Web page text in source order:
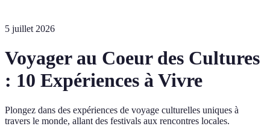
5 juillet 2026
Voyager au Coeur des Cultures
: 10 Expériences à Vivre
Plongez dans des expériences de voyage culturelles uniques à
travers le monde, allant des festivals aux rencontres locales.